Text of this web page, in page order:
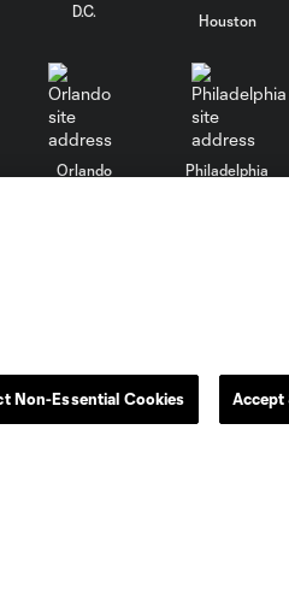
Miami CF vs.
Atlético San
Luis | 5 de
Agosto, 2026
R. Llorente vs MIA, 51'
0:51
D.C.
Houston
Orlando Philadelphia
y logos de los equipos de
Non-Essential Cookies